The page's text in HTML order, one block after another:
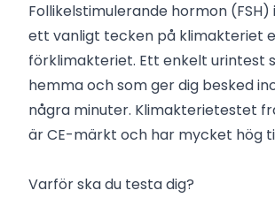
Follikelstimulerande hormon (FSH)
ett vanligt tecken på klimakteriet
förklimakteriet. Ett enkelt urintest
hemma och som ger dig besked
några minuter. Klimakterietestet
är CE-märkt och har mycket hög
Varför ska du testa dig?